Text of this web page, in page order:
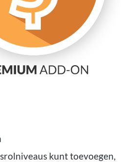
kunt toevoegen,